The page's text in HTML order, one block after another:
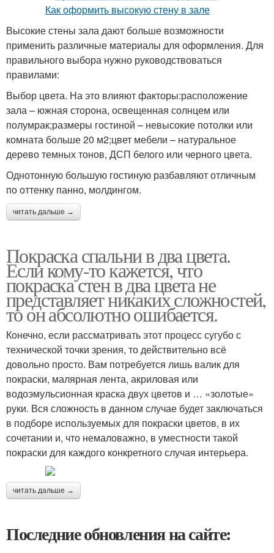
Высокие стены зала дают больше возможности
применить различные материалы для оформления. Для
правильного выбора нужно руководствоваться
правилами:
Выбор цвета. На это влияют факторы:расположение
зала – южная сторона, освещенная солнцем или
полумрак;размеры гостиной – невысокие потолки или
комната больше 20 м2;цвет мебели – натуральное
дерево темных тонов, ДСП белого или черного цвета.
Однотонную большую гостиную разбавляют отличным
по оттенку панно, молдингом.
читать дальше →
Покраска спальни в два цвета.
Если кому-то кажется, что
покраска стен в два цвета не
представляет никаких сложностей,
то он абсолютно ошибается.
Конечно, если рассматривать этот процесс сугубо с
технической точки зрения, то действительно всё
довольно просто. Вам потребуется лишь валик для
покраски, малярная лента, акриловая или
водоэмульсионная краска двух цветов и … «золотые»
руки. Вся сложность в данном случае будет заключаться
в подборе используемых для покраски цветов, в их
сочетании и, что немаловажно, в уместности такой
покраски для каждого конкретного случая интерьера.
читать дальше →
Последние обновления на сайте: